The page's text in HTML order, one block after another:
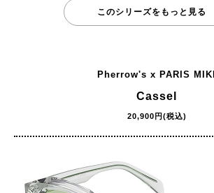
このシリーズをもっと見る
Pherrow's x PARIS MIKI
Cassel
20,900円(税込)